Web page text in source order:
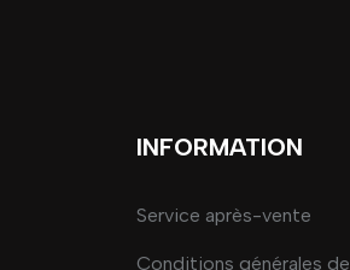
INFORMATION
Service après-vente
Conditions générales de